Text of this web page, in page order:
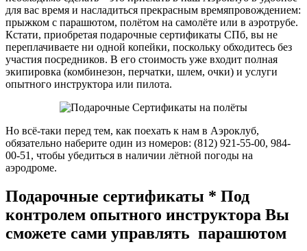
для вас время и насладиться прекрасным времяпровождением:
прыжком с парашютом, полётом на самолёте или в аэротрубе.
Кстати, приобретая подарочные сертификаты СПб, вы не
переплачиваете ни одной копейки, поскольку обходитесь без
участия посредников. В его стоимость уже входит полная
экипировка (комбинезон, перчатки, шлем, очки) и услуги
опытного инструктора или пилота.
Но всё-таки перед тем, как поехать к нам в Аэроклуб,
обязательно наберите один из номеров: (812) 921-55-00, 984-
00-51, чтобы убедиться в наличии лётной погоды на
аэродроме.
Подарочные сертификаты * Под
контролем опытного инструктора Вы
сможете сами управлять парашютом